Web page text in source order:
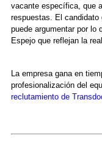
vacante específica, que
respuestas. El candidato
puede argumentar por lo
Espejo que reflejan la
La empresa gana en
profesionalización del
reclutamiento de